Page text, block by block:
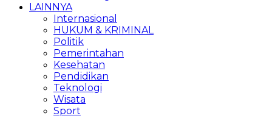
LAINNYA
Internasional
HUKUM & KRIMINAL
Politik
Pemerintahan
Kesehatan
Pendidikan
Teknologi
Wisata
Sport